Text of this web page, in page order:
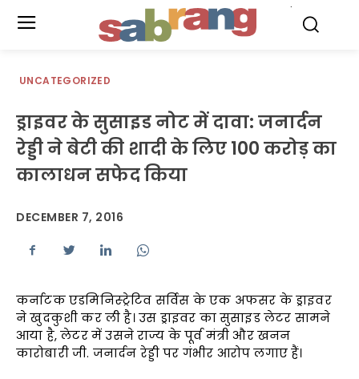
UNCATEGORIZED
ड्राइवर के सुसाइड नोट में दावा: जनार्दन
रेड्डी ने बेटी की शादी के लिए 100 करोड़ का
कालाधन सफेद किया
DECEMBER 7, 2016
कर्नाटक एडमिनिस्ट्रेटिव सर्विस के एक अफसर के ड्राइवर
ने खुदकुशी कर ली है। उस ड्राइवर का सुसाइड लेटर सामने
आया है, लेटर में उसने राज्य के पूर्व मंत्री और खनन
कारोबारी जी. जनार्दन रेड्डी पर गंभीर आरोप लगाए हैं।